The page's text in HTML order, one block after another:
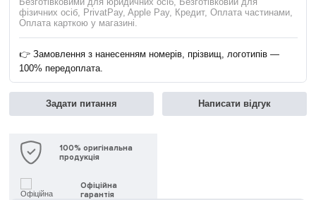
фізичних осіб, PrivatPay, Apple Pay, Кредит, Оплата частинами,
Оплата карткою у магазині.
👉 Замовлення з нанесенням номерів, прізвищ, логотипів —
100% передоплата.
Задати питання Написати відгук
100% оригінальна
продукція
Офіційна
гарантія